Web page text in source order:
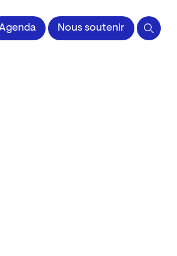
Nous soutenir